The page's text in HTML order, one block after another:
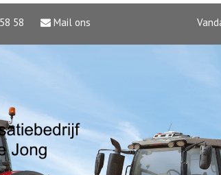
58 Mail ons